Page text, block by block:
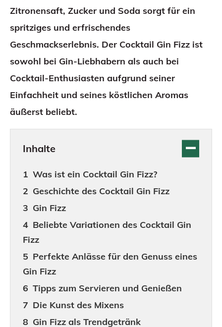
Zitronensaft, Zucker und Soda sorgt für ein
spritziges und erfrischendes
Geschmackserlebnis. Der Cocktail Gin Fizz ist
sowohl bei Gin-Liebhabern als auch bei
Cocktail-Enthusiasten aufgrund seiner
Einfachheit und seines köstlichen Aromas
äußerst beliebt.
Inhalte
Was ist ein Cocktail Gin Fizz?
Geschichte des Cocktail Gin Fizz
Gin Fizz
Beliebte Variationen des Cocktail Gin
Fizz
Perfekte Anlässe für den Genuss eines
Gin Fizz
Tipps zum Servieren und Genießen
Die Kunst des Mixens
Gin Fizz als Trendgetränk